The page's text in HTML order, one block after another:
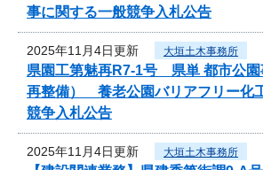
事に関する一般競争入札公告
2025年11月4日更新 大垣土木事務所
県園工第魅再R7-1号 県単 都市公園
再整備） 養老公園バリアフリー化
競争入札公告
2025年11月4日更新 大垣土木事務所